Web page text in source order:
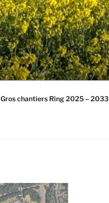
Gros chantiers Ring 2025 – 2033